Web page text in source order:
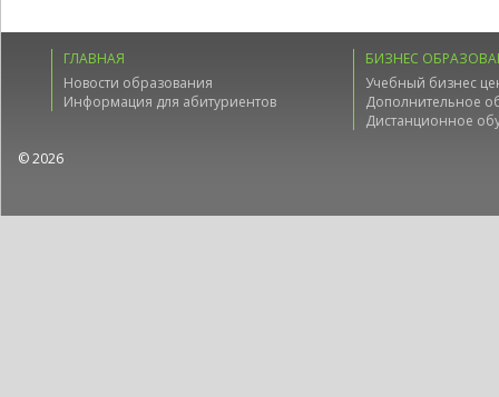
ГЛАВНАЯ
Новости образования
Информация для абитуриентов
БИЗНЕС
Учебный бизнес
Дополнительное
Дистанционное
© 2026